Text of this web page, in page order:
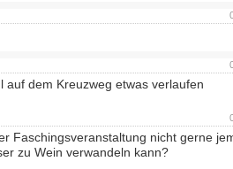
auf dem Kreuzweg etwas verlaufen
Faschingsveranstaltung nicht gerne
zu Wein verwandeln kann?